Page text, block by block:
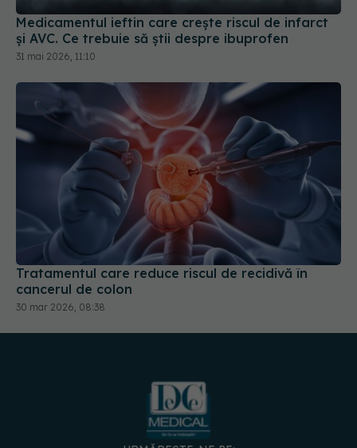
31 mai 2026, 11:10
Tratamentul care reduce riscul de recidivă în
cancerul de colon
30 mar 2026, 08:38
URMĂREȘTE-NE PE: